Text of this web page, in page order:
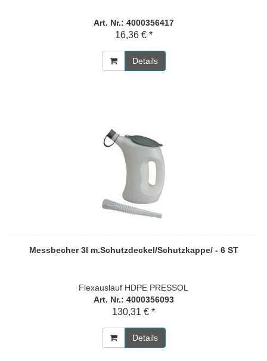
Art. Nr.: 4000356417
16,36 € *
Details
Messbecher 3l m.Schutzdeckel/Schutzkappe/ - 6 ST
Flexauslauf HDPE PRESSOL
Art. Nr.: 4000356093
130,31 € *
Details